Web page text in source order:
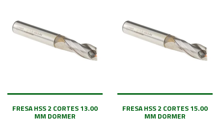
FRESA HSS 2 CORTES 13.00
MM DORMER
FRESA HSS 2 CORTES 15.00
MM DORMER